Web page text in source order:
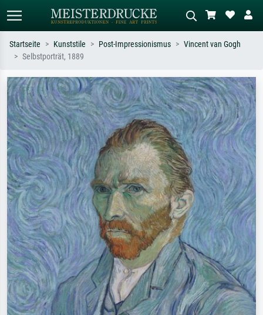
Suchen Sie nach Künstlern, Werktiteln
oder Stilen – z.B. Monet,
Sternennacht, Impressionismus, Welle
Hokusai, Akt.
Beschreiben Sie die Szene – z.B. Grüne
Wiese, Abstrakt mit viel Rot, Dunkles
Ölgemälde, Stehender Akt neben einem
Baum.
Startseite Kunststile Post-Impressionismus
Vincent van Gogh
Selbstporträt, 1889